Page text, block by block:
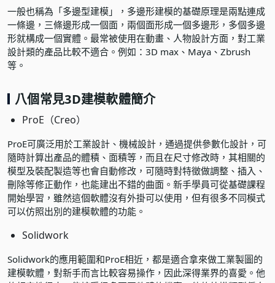
一般也稱為「多邊型建模」，多邊形建模的基礎原理是兩點連成
一條邊，三條邊形成一個面，兩個面形成一個多邊形，多個多邊
形就構成一個實體。最常被使用在動畫、人物設計方面，對工業
設計類的產品比較不適合。例如：3D max、Maya、Zbrush
等。
八個常見3D建模軟體簡介
ProE（Creo）
ProE可廣泛用於工業設計、機械設計，通過提供參數化設計，可
隨時計算出產品的體積、面積等，而且在尺寸修改時，其相關的
模型及裝配製造等也會自動修改，可隨時對特徵做調整、插入、
刪除等修正動作，也能建出不錯的曲面。新手學員可從基礎課程
開始學習，雖然這個軟體沒有外掛可以使用，但有很多不同模式
可以仿照出別的建模軟體的功能。
Solidwork
Solidwork的應用範圍和ProE相近，都是適合拿來做工業製圖的
建模軟體，對新手而言比較容易操作，因此深得業界的喜愛。他